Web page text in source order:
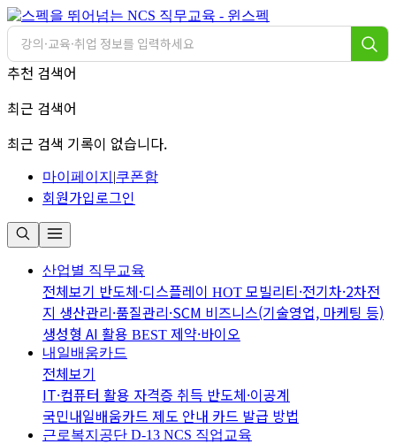
추천 검색어
최근 검색어
최근 검색 기록이 없습니다.
마이페이지 |쿠폰함
회원가입로그인
산업별 직무교육
전체보기 반도체·디스플레이 HOT 모빌리티·전기차·2차전
지 생산관리·품질관리·SCM 비즈니스(기술영업, 마케팅 등)
생성형 AI 활용 BEST 제약·바이오
내일배움카드
전체보기
IT·컴퓨터 활용 자격증 취득 반도체·이공계
국민내일배움카드 제도 안내 카드 발급 방법
근로복지공단 D-13 NCS 직업교육